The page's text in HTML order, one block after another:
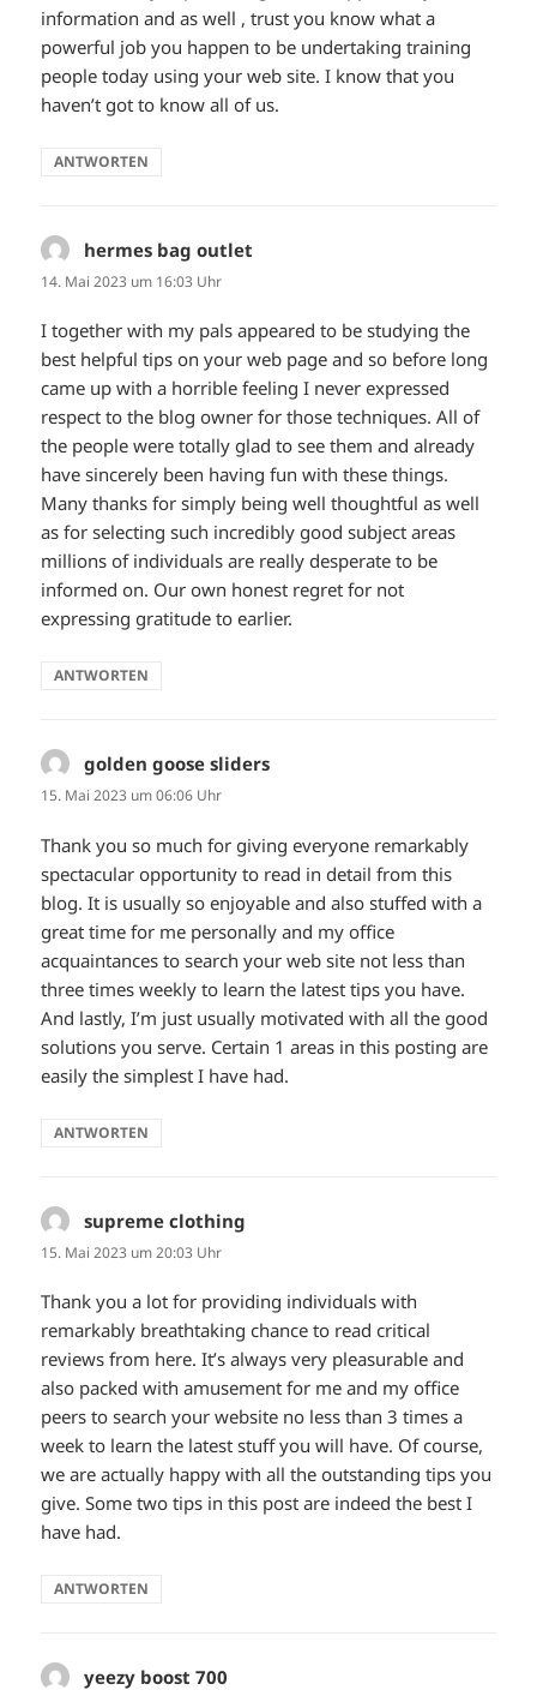
information and as well , trust you know what a
powerful job you happen to be undertaking training
people today using your web site. I know that you
haven’t got to know all of us.
ANTWORTEN
hermes bag outlet
14. Mai 2023 um 16:03 Uhr
I together with my pals appeared to be studying the
best helpful tips on your web page and so before long
came up with a horrible feeling I never expressed
respect to the blog owner for those techniques. All of
the people were totally glad to see them and already
have sincerely been having fun with these things.
Many thanks for simply being well thoughtful as well
as for selecting such incredibly good subject areas
millions of individuals are really desperate to be
informed on. Our own honest regret for not
expressing gratitude to earlier.
ANTWORTEN
golden goose sliders
15. Mai 2023 um 06:06 Uhr
Thank you so much for giving everyone remarkably
spectacular opportunity to read in detail from this
blog. It is usually so enjoyable and also stuffed with a
great time for me personally and my office
acquaintances to search your web site not less than
three times weekly to learn the latest tips you have.
And lastly, I’m just usually motivated with all the good
solutions you serve. Certain 1 areas in this posting are
easily the simplest I have had.
ANTWORTEN
supreme clothing
15. Mai 2023 um 20:03 Uhr
Thank you a lot for providing individuals with
remarkably breathtaking chance to read critical
reviews from here. It’s always very pleasurable and
also packed with amusement for me and my office
peers to search your website no less than 3 times a
week to learn the latest stuff you will have. Of course,
we are actually happy with all the outstanding tips you
give. Some two tips in this post are indeed the best I
have had.
ANTWORTEN
yeezy boost 700